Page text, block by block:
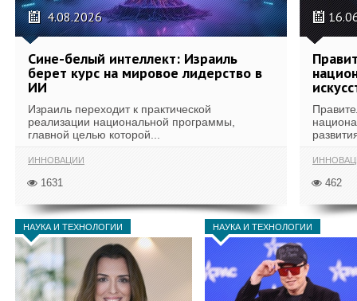
4.08.2026
Сине-белый интеллект: Израиль
берет курс на мировое лидерство в
ИИ
Израиль переходит к практической
реализации национальной программы,
главной целью которой...
ИННОВАЦИИ
1631 462
НАУКА И ТЕХНОЛОГИИ НАУКА И ТЕХНОЛОГИИ